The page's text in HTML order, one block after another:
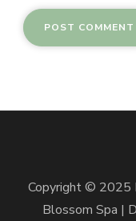
Copyright © 2025
Blossom Spa |